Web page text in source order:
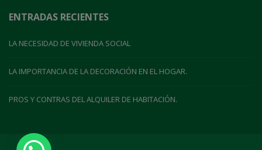
ENTRADAS RECIENTES
LA NECESIDAD DE VIVIENDA SOCIAL
LA IMPORTANCIA DE LA DECORACIÓN EN EL HOGAR.
PROS Y CONTRAS DEL ALQUILER DE HABITACIÓN.